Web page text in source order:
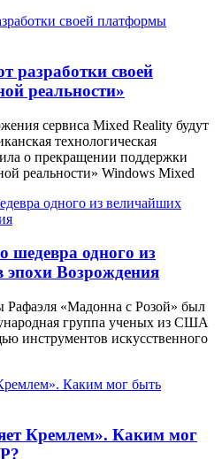
разработки своей
реальности»
сервиса Mixed Reality будут
технологическая
о прекращении поддержки
реальности» Windows Mixed
шедевра одного из
эпохи Возрождения
Рафаэля «Мадонна с Розой» был
группа ученых из США
инструментов искусственного
Кремлем». Каким мог